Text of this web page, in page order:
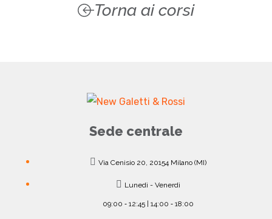
Torna ai corsi
Sede centrale
Via Cenisio 20, 20154 Milano (MI)
Lunedì - Venerdì
09:00 ‐ 12:45 | 14:00 ‐ 18:00